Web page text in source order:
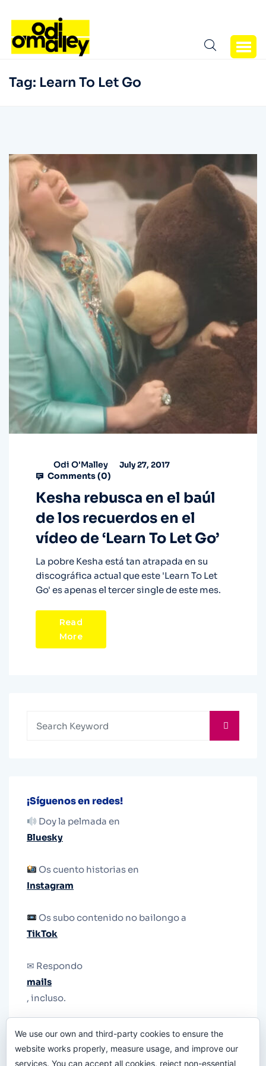
Tag: Learn To Let Go
Odi O'Malley July 27, 2017
Comments (0)
Kesha rebusca en el baúl
de los recuerdos en el
vídeo de ‘Learn To Let Go’
La pobre Kesha está tan atrapada en su
discográfica actual que este 'Learn To Let
Go' es apenas el tercer single de este mes.
Read
More
¡Síguenos en redes!
Doy la pelmada en
Bluesky
Os cuento historias en
Instagram
Os subo contenido no bailongo a
TikTok
✉ Respondo
mails
, incluso.
le quiten el teléfono.
We use our own and third-party cookies to ensure the
website works properly, measure usage, and improve our
services. You can accept all cookies, reject non-essential